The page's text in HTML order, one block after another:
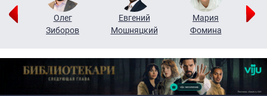
Олег
Зиборов
Евгений
Мошняцкий
Мария
Фомина